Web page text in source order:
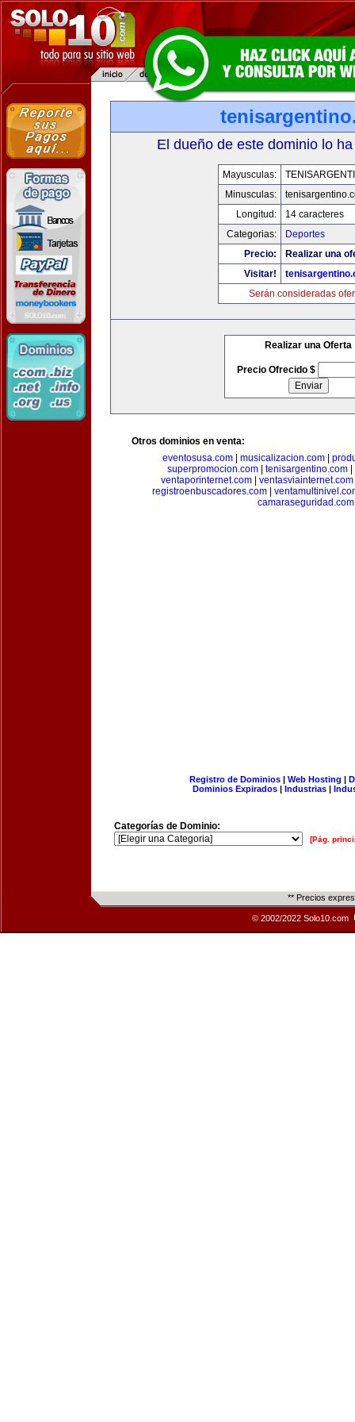
El dueño de este dominio lo
Mayusculas:
Minusculas:
Longitud:
14 caracteres
Categorias:
Deportes
Precio:
Realizar una
Visitar!
Serán consideradas
Realizar una Oferta
Precio Ofrecido $
Otros dominios en venta:
eventosusa.com| musicalizacion.com|
superpromocion.com
tenisargentino.com
ventaporinternet.com
ventasviainternet.com
registroenbuscadores.com
camaraseguridad.com
Registro de Dominios| Web Hosting |
Dominios Expirados | Industrias |
Categorías de Dominio:
[Pág.
** Precios
© 2002/2022 Solo10.com